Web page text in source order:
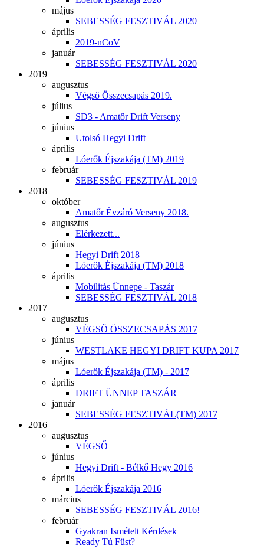
május
SEBESSÉG FESZTIVÁL 2020
április
2019-nCoV
január
SEBESSÉG FESZTIVÁL 2020
2019
augusztus
Végső Összecsapás 2019.
július
SD3 - Amatőr Drift Verseny
június
Utolsó Hegyi Drift
április
Lóerők Éjszakája (TM) 2019
február
SEBESSÉG FESZTIVÁL 2019
2018
október
Amatőr Évzáró Verseny 2018.
augusztus
Elérkezett...
június
Hegyi Drift 2018
Lóerők Éjszakája (TM) 2018
április
Mobilitás Ünnepe - Taszár
SEBESSÉG FESZTIVÁL 2018
2017
augusztus
VÉGSŐ ÖSSZECSAPÁS 2017
június
WESTLAKE HEGYI DRIFT KUPA 2017
május
Lóerők Éjszakája (TM) - 2017
április
DRIFT ÜNNEP TASZÁR
január
SEBESSÉG FESZTIVÁL(TM) 2017
2016
augusztus
VÉGSŐ
június
Hegyi Drift - Bélkő Hegy 2016
április
Lóerők Éjszakája 2016
március
SEBESSÉG FESZTIVÁL 2016!
február
Gyakran Ismételt Kérdések
Ready Tú Füst?